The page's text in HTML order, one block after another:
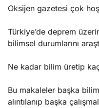
Oksijen gazetesi çok
Türkiye’de deprem
bilimsel durumlarını
Ne kadar bilim üretip
Bu makaleler başka
alıntılanıp başka